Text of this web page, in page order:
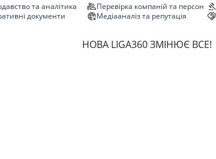
та аналітика
документи
Перевірка компаній та персон
Медіааналіз та репутація
НОВА LIGA360 ЗМІНЮЄ ВСЕ!